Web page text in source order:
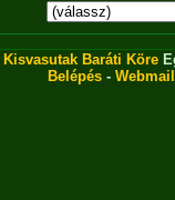
Kisvasutak Baráti Köre
Belépés - Webmail